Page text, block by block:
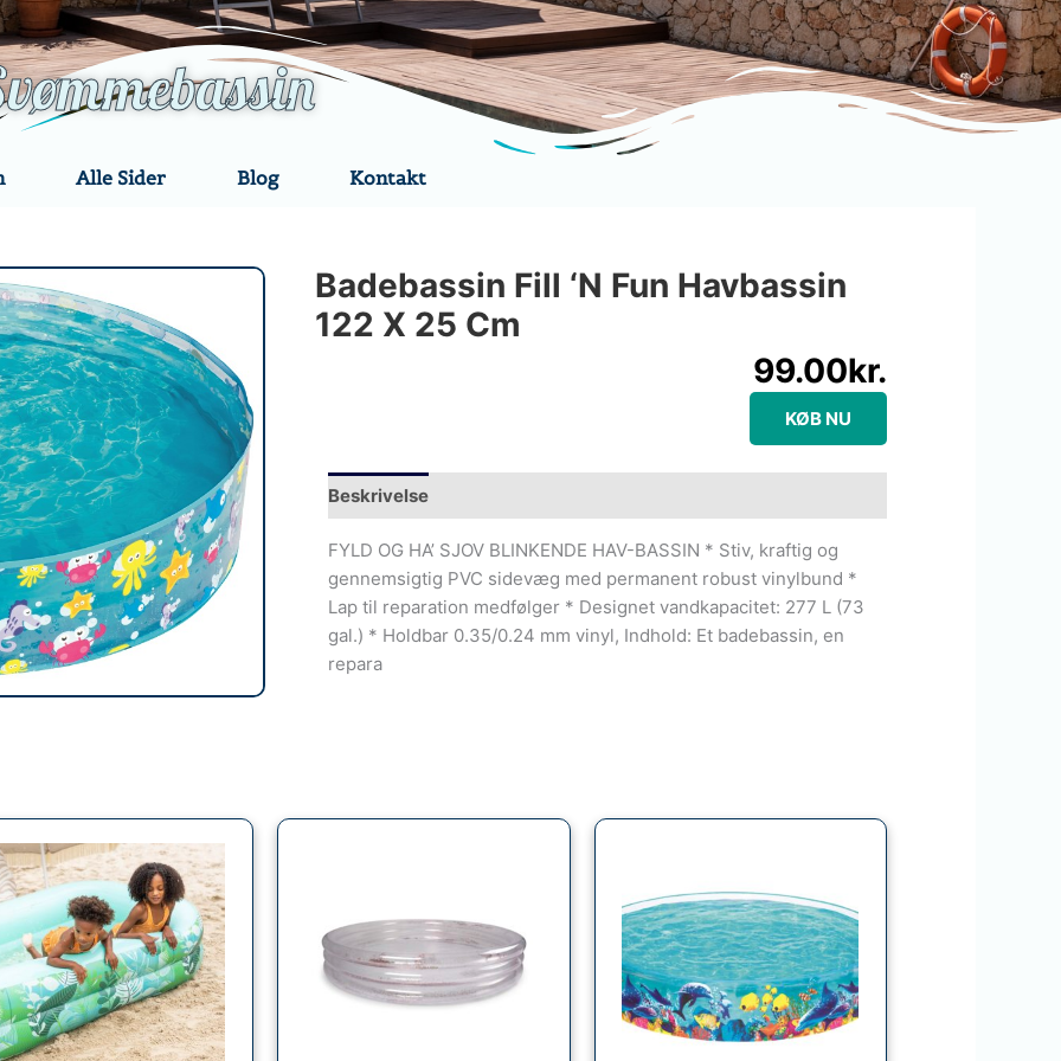
Alle Sider Blog Kontakt
Badebassin Fill ‘N Fun Havbassin
122 X 25 Cm
99.00kr.
KØB NU
Beskrivelse
FYLD OG HA’ SJOV BLINKENDE HAV-BASSIN * Stiv, kraftig og
gennemsigtig PVC sidevæg med permanent robust vinylbund *
Lap til reparation medfølger * Designet vandkapacitet: 277 L (73
gal.) * Holdbar 0.35/0.24 mm vinyl, Indhold: Et badebassin, en
repara
349.95kr..174.98kr..